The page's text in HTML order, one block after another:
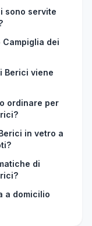
sono servite
dei
Berici viene
ordinare per
in vetro a
di
a domicilio